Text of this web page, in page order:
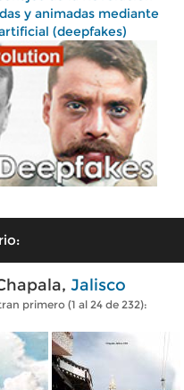
y animadas mediante
(deepfakes)
Jalisco
primero (1 al 24 de 232):